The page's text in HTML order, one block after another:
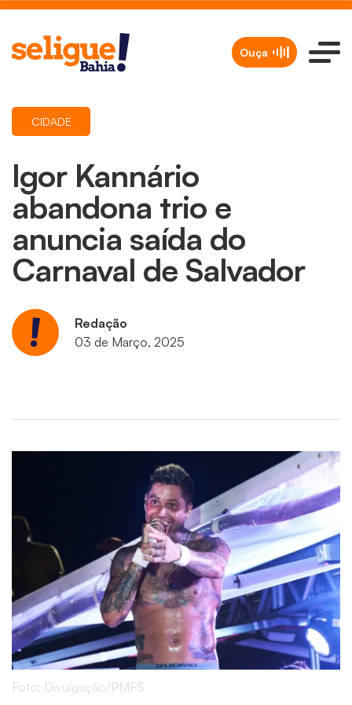
Ouça
Igor Kannário
abandona trio e
anuncia saída do
Carnaval de Salvador
CIDADE
Redação
03 de Março, 2025
Foto: Divulgação/PMFS